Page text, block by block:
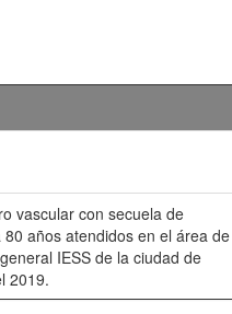
vascular con secuela de
años atendidos en el área de
IESS de la ciudad de
2019.